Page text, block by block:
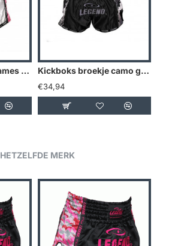
Kickboks broekje dames roze wit Legend Trendy - Maat: XS Kickboks broekje camo grijs Legend Trendy - Maat: XS
€34,94
HETZELFDE MERK